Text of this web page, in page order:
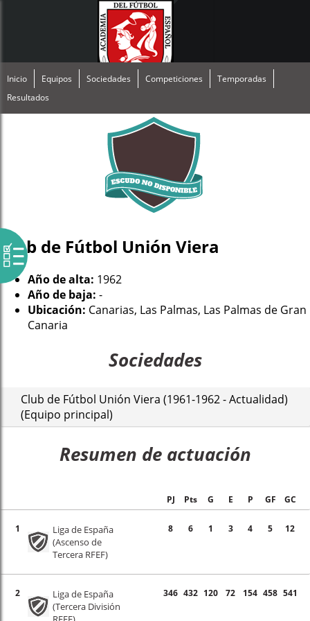
Inicio Equipos Sociedades Competiciones
Temporadas
Resultados
Club de Fútbol Unión Viera
Año de alta: 1962
Año de baja: -
Ubicación: Canarias, Las Palmas, Las Palmas de Gran
Canaria
Sociedades
Club de Fútbol Unión Viera (1961-1962 - Actualidad)
(Equipo principal)
Resumen de actuación
PJ Pts G E P GF GC
1
Liga de España
(Ascenso de
Tercera RFEF)
8 6 1 3 4 5 12
2
Liga de España
(Tercera División
346 432 120 72 154 458 541